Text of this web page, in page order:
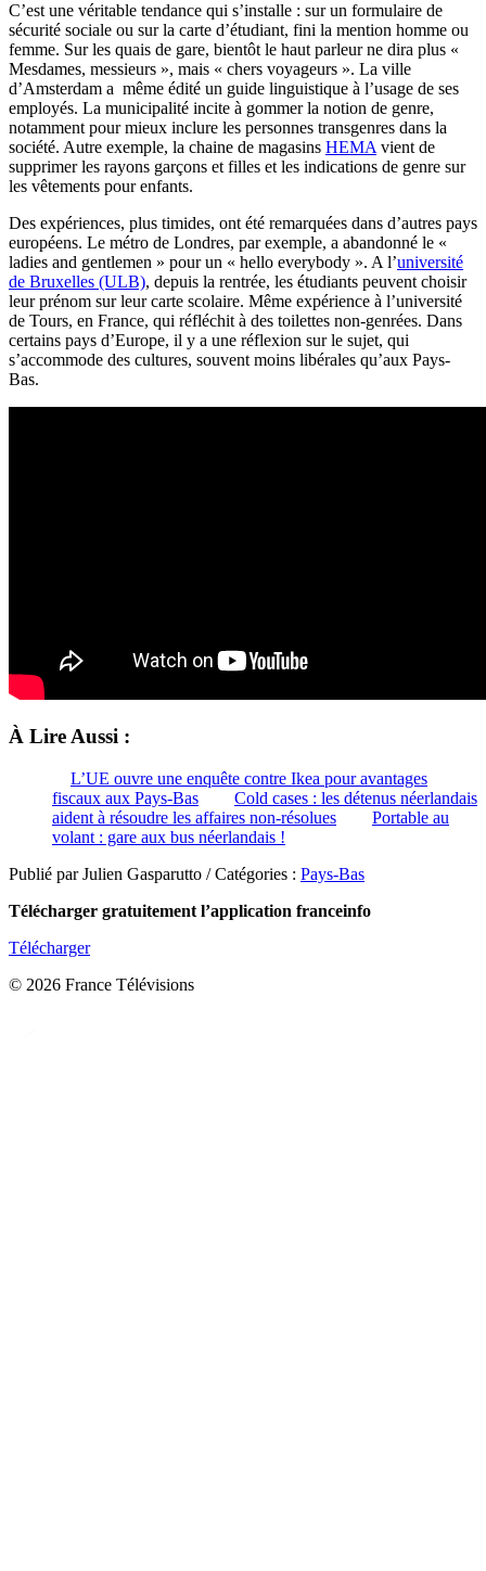
C’est une véritable tendance qui s’installe : sur un formulaire de
sécurité sociale ou sur la carte d’étudiant, fini la mention homme ou
femme. Sur les quais de gare, bientôt le haut parleur ne dira plus «
Mesdames, messieurs », mais « chers voyageurs ». La ville
d’Amsterdam a même édité un guide linguistique à l’usage de ses
employés. La municipalité incite à gommer la notion de genre,
notamment pour mieux inclure les personnes transgenres dans la
société. Autre exemple, la chaine de magasins HEMA vient de
supprimer les rayons garçons et filles et les indications de genre sur
les vêtements pour enfants.
Des expériences, plus timides, ont été remarquées dans d’autres pays
européens. Le métro de Londres, par exemple, a abandonné le «
ladies and gentlemen » pour un « hello everybody ». A l’université
de Bruxelles (ULB), depuis la rentrée, les étudiants peuvent choisir
leur prénom sur leur carte scolaire. Même expérience à l’université
de Tours, en France, qui réfléchit à des toilettes non-genrées. Dans
certains pays d’Europe, il y a une réflexion sur le sujet, qui
s’accommode des cultures, souvent moins libérales qu’aux Pays-
Bas.
À Lire Aussi :
L’UE ouvre une enquête contre Ikea pour avantages
fiscaux aux Pays-Bas
Cold cases : les détenus néerlandais
aident à résoudre les affaires non-résolues
Portable au
volant : gare aux bus néerlandais !
Publié par Julien Gasparutto / Catégories : Pays-Bas
Télécharger gratuitement l’application franceinfo
Télécharger
© 2026 France Télévisions